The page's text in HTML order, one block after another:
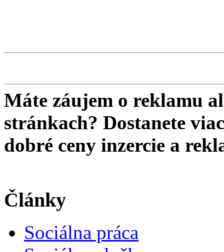
Máte záujem o reklamu
stránkach? Dostanete
dobré ceny inzercie a
Články
Sociálna práca